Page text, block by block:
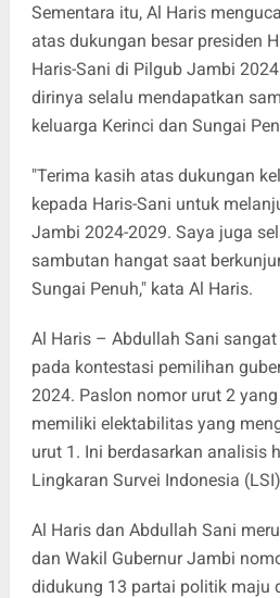
Sementara itu, Al Haris
atas dukungan besar presiden
Haris-Sani di Pilgub Jambi
dirinya selalu mendapatkan
keluarga Kerinci dan Sungai
"Terima kasih atas dukungan
kepada Haris-Sani untuk
Jambi 2024-2029. Saya juga
sambutan hangat saat
Sungai Penuh," kata Al Haris.
Al Haris – Abdullah Sani
pada kontestasi pemilihan
2024. Paslon nomor urut 2
memiliki elektabilitas yang
urut 1. Ini berdasarkan analisis
Lingkaran Survei Indonesia
Al Haris dan Abdullah Sani
dan Wakil Gubernur Jambi
didukung 13 partai politik maju